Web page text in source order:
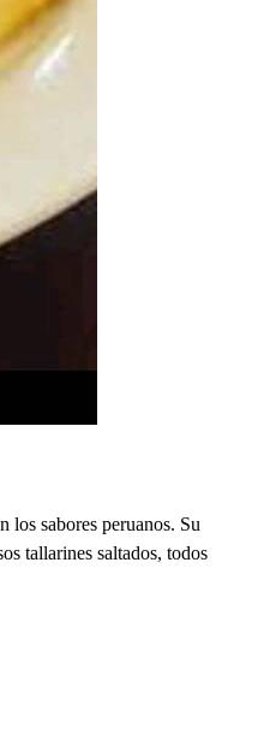
sabores peruanos. Su
tallarines saltados, todos